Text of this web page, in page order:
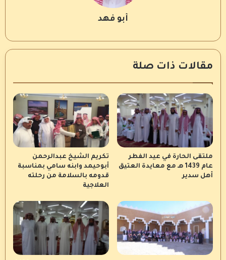
أبو فهد
مقالات ذات صلة
ملتقى الحارة في عيد الفطر
عام 1439 هـ مع معايدة العتيق
أهل سدير
تكريم الشيخ عبدالرحمن
أبوحيمد وابنه سامي بمناسبة
قدومه بالسلامة من رحلته
العلاجية